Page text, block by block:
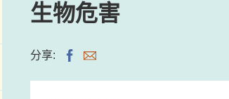
生物危害
分享: